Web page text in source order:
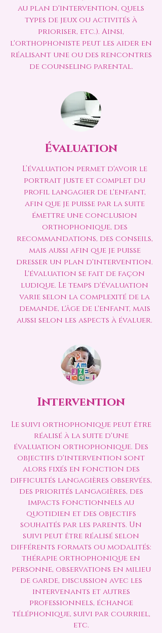
au plan d'intervention, quels
types de jeux ou activités à
prioriser, etc.). Ainsi,
l'orthophoniste peut les aider en
réalisant une ou des rencontres
de counseling parental.
Évaluation
L’évaluation permet d'avoir le
portrait juste et complet du
profil langagier de l'enfant,
afin que je puisse par la suite
émettre une conclusion
orthophonique, des
recommandations, des conseils,
mais aussi afin que je puisse
dresser un plan d'intervention.
L'évaluation se fait de façon
ludique. Le temps d'évaluation
varie selon la complexité de la
demande, l'âge de l'enfant, mais
aussi selon les aspects à évaluer.
Intervention
Le suivi orthophonique peut être
réalisé à la suite d'une
évaluation orthophonique. Des
objectifs d'intervention sont
alors fixés en fonction des
difficultés langagières observées,
des priorités langagières, des
impacts fonctionnels au
quotidien et des objectifs
souhaités par les parents. Un
suivi peut être réalisé selon
différents formats ou modalités:
thérapie orthophonique en
personne, observations en milieu
de garde, discussion avec les
intervenants et autres
professionnels, échange
téléphonique, suivi par courriel,
etc.